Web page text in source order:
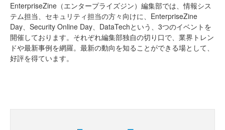
EnterpriseZine（エンタープライズジン）編集部では、情報シス
テム担当、セキュリティ担当の方々向けに、EnterpriseZine
Day、Security Online Day、DataTechという、3つのイベントを
開催しております。それぞれ編集部独自の切り口で、業界トレン
ドや最新事例を網羅。最新の動向を知ることができる場として、
好評を得ています。